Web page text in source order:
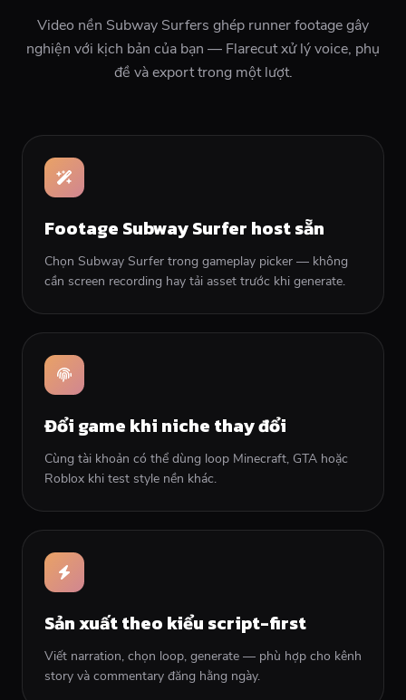
Video nền Subway Surfers ghép runner footage gây
nghiện với kịch bản của bạn — Flarecut xử lý voice, phụ
đề và export trong một lượt.
Footage Subway Surfer host sẵn
Chọn Subway Surfer trong gameplay picker — không
cần screen recording hay tải asset trước khi generate.
Đổi game khi niche thay đổi
Cùng tài khoản có thể dùng loop Minecraft, GTA hoặc
Roblox khi test style nền khác.
Sản xuất theo kiểu script-first
Viết narration, chọn loop, generate — phù hợp cho kênh
story và commentary đăng hằng ngày.